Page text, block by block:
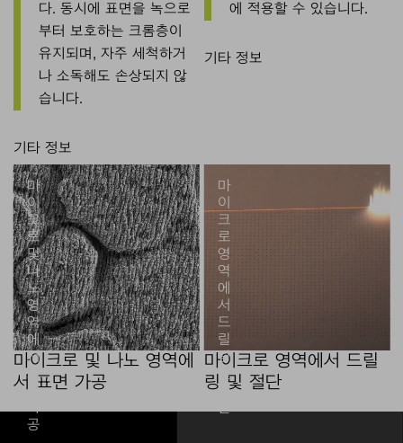
다. 동시에 표면을 녹으로
부터 보호하는 크롬층이
유지되며, 자주 세척하거
나 소독해도 손상되지 않
습니다.
에 적용할 수 있습니다.
마
이
크
로
및
나
노
영
역
에
서
표
면
가
공
마이크로 및 나노 영역에
서 표면 가공
마
이
크
로
영
역
에
서
드
릴
링
및
절
단
마이크로 영역에서 드릴
링 및 절단